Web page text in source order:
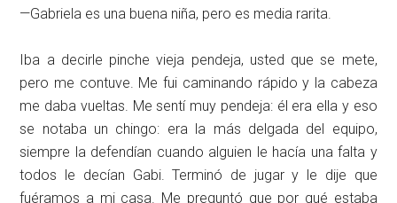
—Gabriela es una buena niña, pero es media rarita.
Iba a decirle pinche vieja pendeja, usted que se mete,
pero me contuve. Me fui caminando rápido y la cabeza
me daba vueltas. Me sentí muy pendeja: él era ella y eso
se notaba un chingo: era la más delgada del equipo,
siempre la defendían cuando alguien le hacía una falta y
todos le decían Gabi. Terminó de jugar y le dije que
fuéramos a mi casa. Me preguntó que por qué estaba